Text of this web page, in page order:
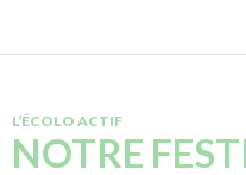
L’ÉCOLO ACTIF
NOTRE